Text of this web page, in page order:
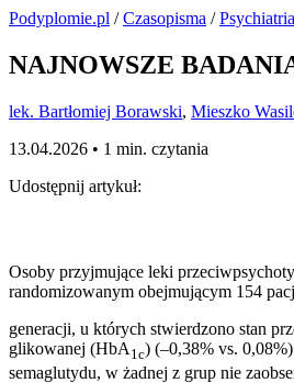
Podyplomie.pl /Czasopisma /
NAJNOWSZE
lek. Bartłomiej Borawski, Mieszko
13.04.2026 • 1 min. czytania
Udostępnij artykuł:
Osoby przyjmujące leki
randomizowanym obejmującym 154
generacji, u których stwierdzono stan
glikowanej (HbA 1c) (–0,38% vs.
semaglutydu, w żadnej z grup nie